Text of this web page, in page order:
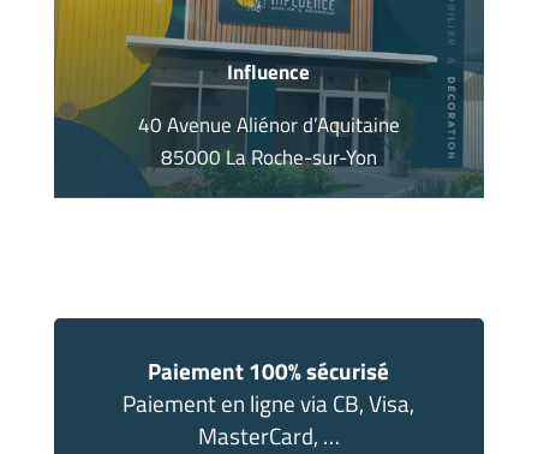
Influence
40 Avenue Aliénor d’Aquitaine
85000 La Roche-sur-Yon
Paiement 100% sécurisé
Paiement en ligne via CB, Visa,
MasterCard, …